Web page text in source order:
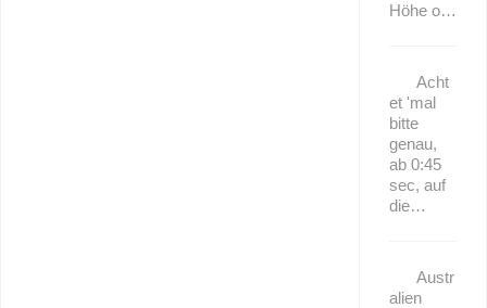
Höhe o…
Acht
et 'mal
bitte
genau,
ab 0:45
sec, auf
die…
Austr
alien